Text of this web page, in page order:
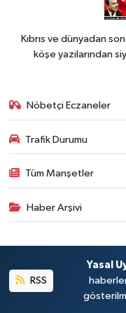
Kıbrıs ve dünyadan
köşe yazılarından
Nöbetçi Eczaneler
Trafik Durumu
Tüm Manşetler
Haber Arşivi
RSS
Yasal